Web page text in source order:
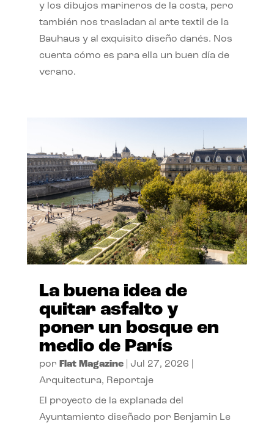
y los dibujos marineros de la costa, pero
también nos trasladan al arte textil de la
Bauhaus y al exquisito diseño danés. Nos
cuenta cómo es para ella un buen día de
verano.
La buena idea de
quitar asfalto y
poner un bosque en
medio de París
por Flat Magazine| Jul 27, 2026
Arquitectura, Reportaje
El proyecto de la explanada del
Ayuntamiento diseñado por Benjamin Le